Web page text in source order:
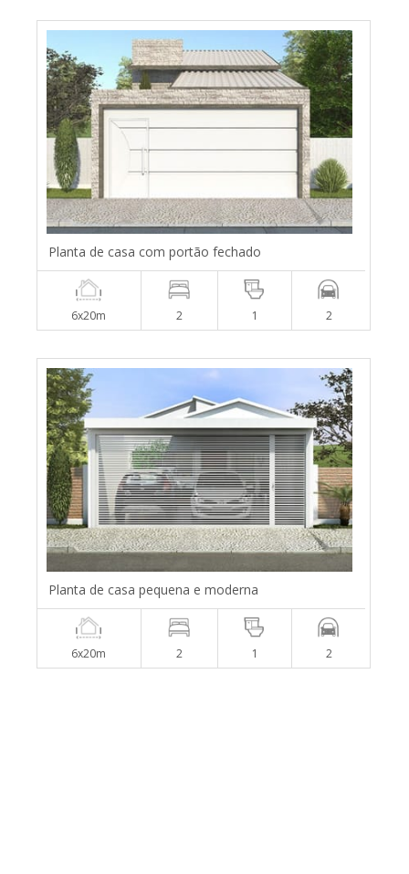
Planta de casa com portão fechado
6x20m 2 1 2
Planta de casa pequena e moderna
6x20m 2 1 2